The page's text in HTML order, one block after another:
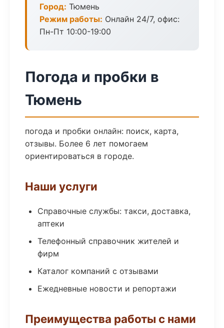
Город: Тюмень
Режим работы: Онлайн 24/7, офис:
Пн-Пт 10:00-19:00
Погода и пробки в
Тюмень
погода и пробки онлайн: поиск, карта,
отзывы. Более 6 лет помогаем
ориентироваться в городе.
Наши услуги
Справочные службы: такси, доставка,
аптеки
Телефонный справочник жителей и
фирм
Каталог компаний с отзывами
Ежедневные новости и репортажи
Преимущества работы с нами